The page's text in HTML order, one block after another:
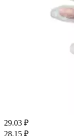
29.03 ₽
28.15 ₽